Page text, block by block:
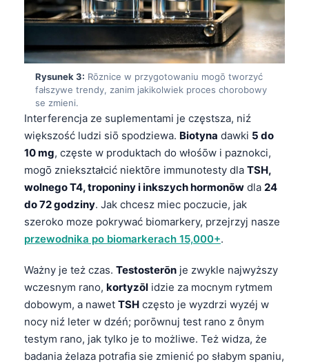
Rysunek 3: Rōznice w przygotowaniu mogō tworzyć
fałszywe trendy, zanim jakikolwiek proces chorobowy
se zmieni.
Interferencja ze suplementami je częstsza, niź
większość ludzi siō spodziewa. Biotyna dawki 5 do
10 mg, częste w produktach do włośōw i paznokci,
mogō zniekształcić niektōre immunotesty dla TSH,
wolnego T4, troponiny i inkszych hormonōw dla 24
do 72 godziny. Jak chcesz miec poczucie, jak
szeroko moze pokrywać biomarkery, przejrzyj nasze
przewodnika po biomarkerach 15,000+.
Ważny je też czas. Testosterōn je zwykle najwyższy
wczesnym rano, kortyzōl idzie za mocnym rytmem
dobowym, a nawet TSH często je wyzdrzi wyzéj w
nocy niź leter w dzéń; porōwnuj test rano z ônym
testym rano, jak tylko je to możliwe. Też widza, że
badania żelaza potrafia sie zmienić po słabym spaniu,